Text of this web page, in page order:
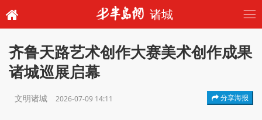
诸城
齐鲁天路艺术创作大赛美术创作成果
诸城巡展启幕
文明诸城 2026-07-09 14:11 分享海报